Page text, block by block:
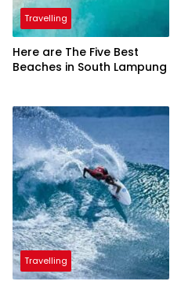
Travelling
Here are The Five Best
Beaches in South Lampung
Travelling